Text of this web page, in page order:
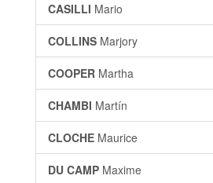
CASILLI Mario
COLLINS Marjory
COOPER Martha
CHAMBI Martín
CLOCHE Maurice
DU CAMP Maxime